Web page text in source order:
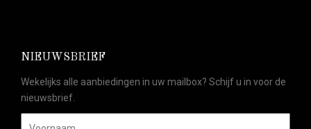
NIEUWSBRIEF
Wekelijks alle aanbiedingen in uw mailbox? Schijf u in voor de
nieuwsbrief.